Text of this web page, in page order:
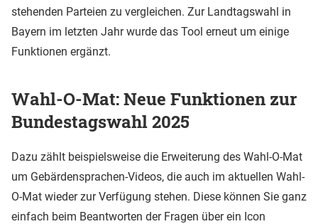
stehenden Parteien zu vergleichen. Zur Landtagswahl in
Bayern im letzten Jahr wurde das Tool erneut um einige
Funktionen ergänzt.
Wahl-O-Mat: Neue Funktionen zur
Bundestagswahl 2025
Dazu zählt beispielsweise die Erweiterung des Wahl-O-Mat
um Gebärdensprachen-Videos, die auch im aktuellen Wahl-
O-Mat wieder zur Verfügung stehen. Diese können Sie ganz
einfach beim Beantworten der Fragen über ein Icon